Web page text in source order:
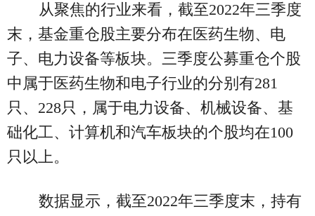
从聚焦的行业来看，截至2022年三季度
末，基金重仓股主要分布在医药生物、电
子、电力设备等板块。三季度公募重仓个股
中属于医药生物和电子行业的分别有281
只、228只，属于电力设备、机械设备、基
础化工、计算机和汽车板块的个股均在100
只以上。
数据显示，截至2022年三季度末，持有